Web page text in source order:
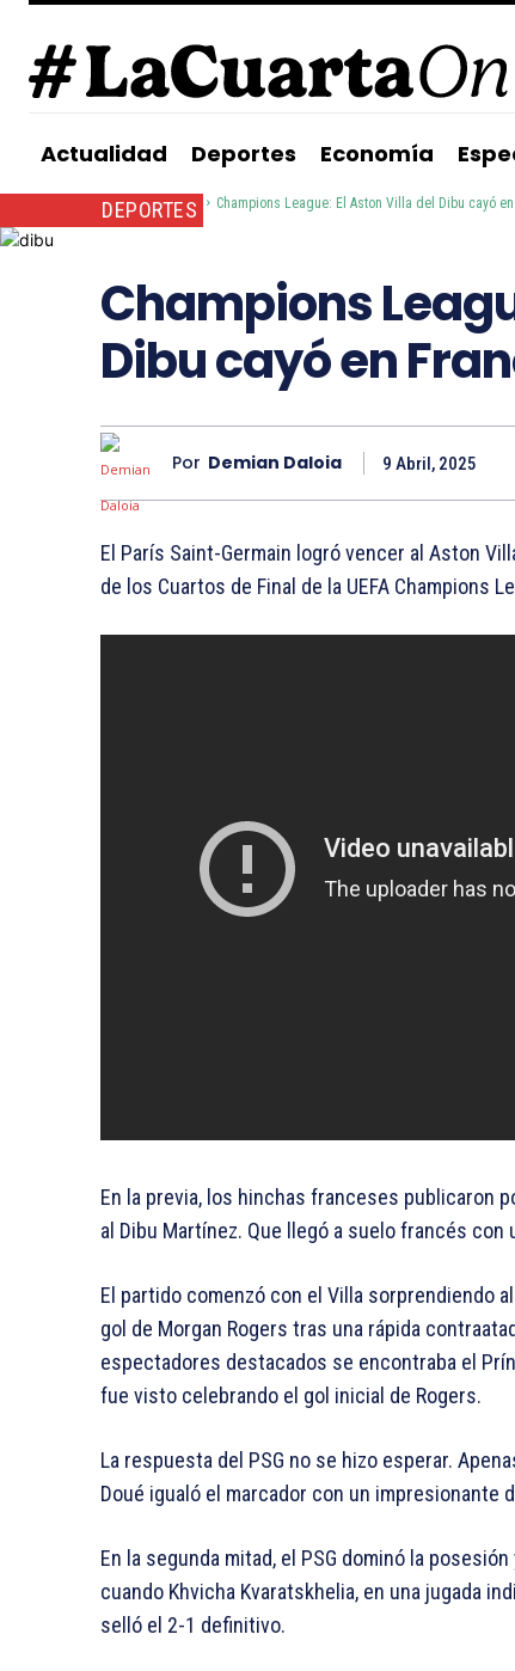
Actualidad Deportes Economía
Inicio Deportes Champions League: El Aston Villa del Dibu cayó
DEPORTES
Champions
Dibu cayó en
Por Demian Daloia 9 Abril, 2025
El París Saint-Germain logró vencer al Aston
de los Cuartos de Final de la UEFA Champions
En la previa, los hinchas franceses publicaron
al Dibu Martínez. Que llegó a suelo francés
El partido comenzó con el Villa sorprendiendo
gol de Morgan Rogers tras una rápida
espectadores destacados se encontraba el
fue visto celebrando el gol inicial de Rogers.
La respuesta del PSG no se hizo esperar.
Doué igualó el marcador con un impresionante
En la segunda mitad, el PSG dominó la
cuando Khvicha Kvaratskhelia, en una jugada
selló el 2-1 definitivo.